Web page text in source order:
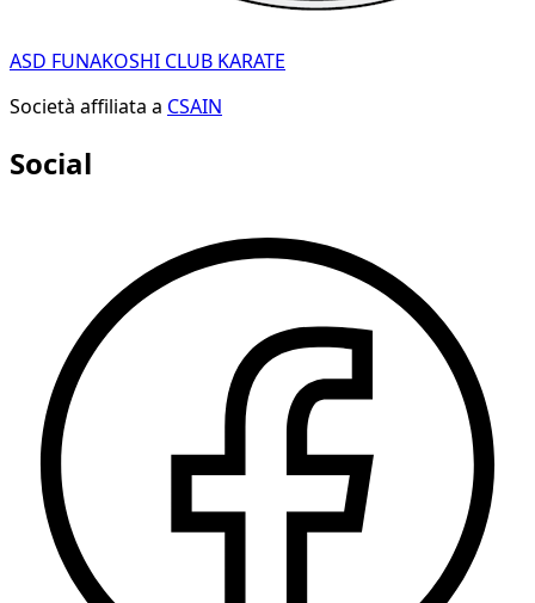
ASD FUNAKOSHI CLUB KARATE
Società affiliata a CSAIN
Social